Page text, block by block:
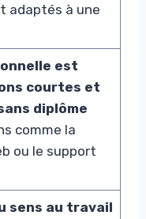
adaptés à une
est
courtes et
diplôme
comme la
ou le support
sens au travail